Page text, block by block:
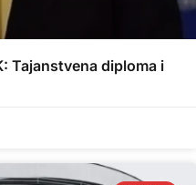
Tajanstvena diploma i